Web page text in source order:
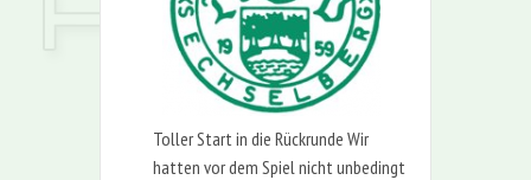
Toller Start in die Rückrunde Wir
hatten vor dem Spiel nicht unbedingt